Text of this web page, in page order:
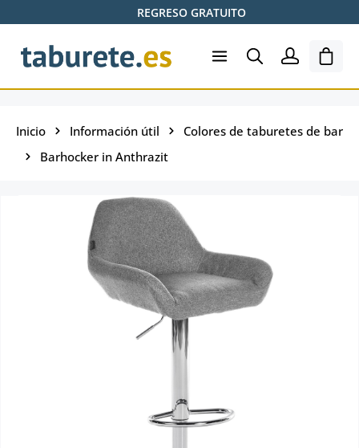
Saltar al contenido principalREGRESO GRATUITO
El
Inicio Información útil
Colores de taburetes de bar
Barhocker in Anthrazit